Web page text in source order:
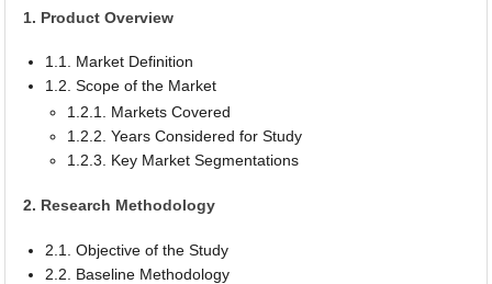
1. Product Overview
1.1. Market Definition
1.2. Scope of the Market
1.2.1. Markets Covered
1.2.2. Years Considered for Study
1.2.3. Key Market Segmentations
2. Research Methodology
2.1. Objective of the Study
2.2. Baseline Methodology